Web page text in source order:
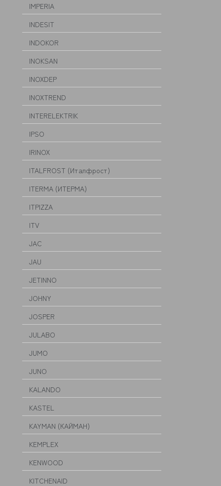
IMPERIA
INDESIT
INDOKOR
INOKSAN
INOXDEP
INOXTREND
INTERELEKTRIK
IPSO
IRINOX
ITALFROST (Италфрост)
ITERMA (ИТЕРМА)
ITPIZZA
ITV
JAC
JAU
JETINNO
JOHNY
JOSPER
JULABO
JUMO
JUNO
KALANDO
KASTEL
KAYMAN (КАЙМАН)
KEMPLEX
KENWOOD
KITCHENAID